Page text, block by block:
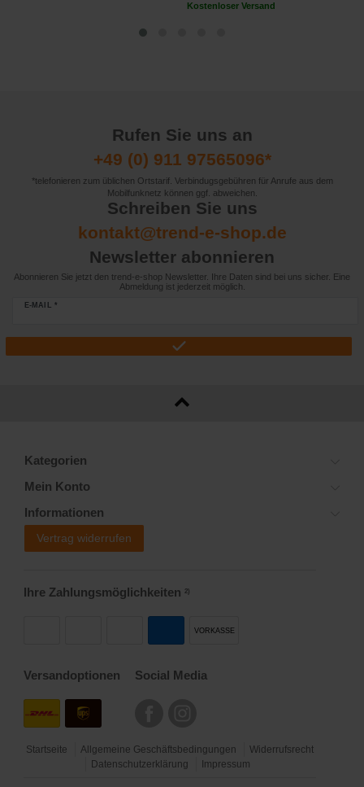
Kostenloser Versand
Rufen Sie uns an
+49 (0) 911 97565096*
*telefonieren zum üblichen Ortstarif. Verbindugsgebühren für Anrufe aus dem
Mobilfunknetz können ggf. abweichen.
Schreiben Sie uns
kontakt@trend-e-shop.de
Newsletter abonnieren
Abonnieren Sie jetzt den trend-e-shop Newsletter. Ihre Daten sind bei uns sicher. Eine
Abmeldung ist jederzeit möglich.
E-MAIL *
Kategorien
Mein Konto
Informationen
Vertrag widerrufen
Ihre Zahlungsmöglichkeiten 2)
VORKASSE
Versandoptionen Social Media
Startseite Allgemeine Geschäftsbedingungen
Widerrufsrecht
Datenschutzerklärung
Impressum